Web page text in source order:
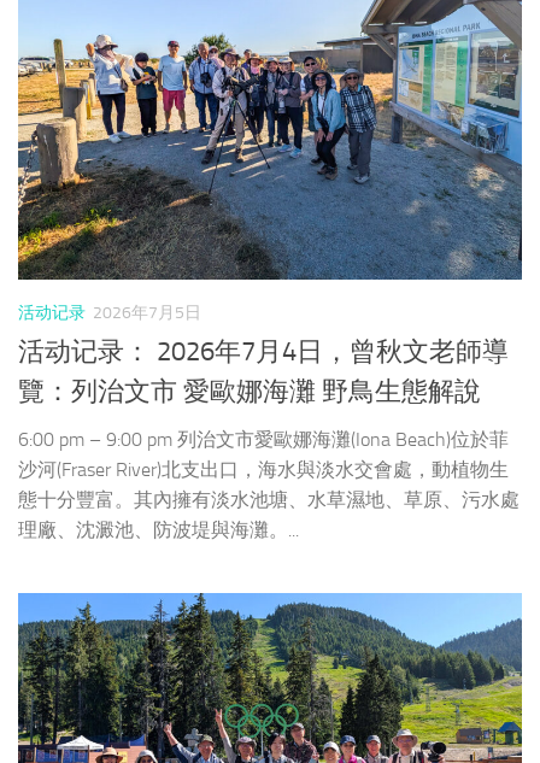
活动记录 2026年7月5日
活动记录： 2026年7月4日，曾秋文老師導
覽：列治文市 愛歐娜海灘 野鳥生態解說
6:00 pm – 9:00 pm 列治文市愛歐娜海灘(Iona Beach)位於菲
沙河(Fraser River)北支出口，海水與淡水交會處，動植物生
態十分豐富。其內擁有淡水池塘、水草濕地、草原、污水處
理廠、沈澱池、防波堤與海灘。...